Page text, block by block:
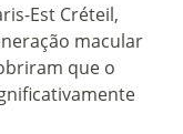
Est Créteil,
macular
que o